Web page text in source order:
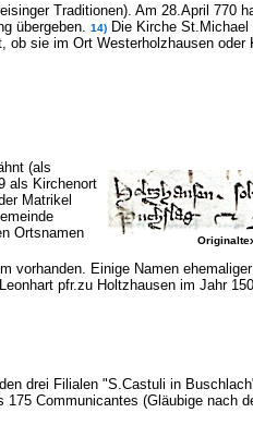
Traditionen). Am 28.April 770
übergeben.
14) Die Kirche St.Michael
ob sie im Ort Westerholzhausen oder
(als
als Kirchenort
Matrikel
Ortsnamen
vorhanden. Einige Namen ehemaliger
pfr.zu Holtzhausen im Jahr
drei Filialen "S.Castuli in
Communicantes (Gläubige nach